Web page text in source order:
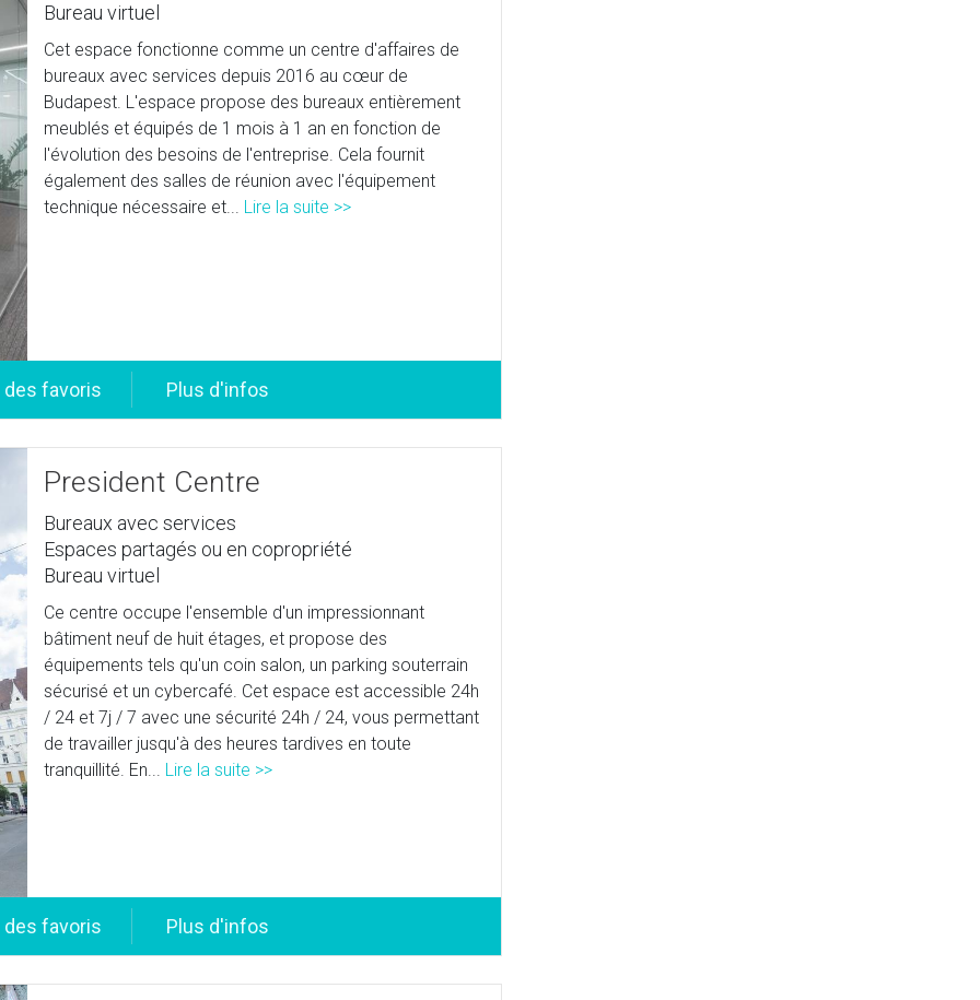
Bureau virtuel
Cet espace fonctionne comme un centre d'affaires de
bureaux avec services depuis 2016 au cœur de
Budapest. L'espace propose des bureaux entièrement
meublés et équipés de 1 mois à 1 an en fonction de
l'évolution des besoins de l'entreprise. Cela fournit
également des salles de réunion avec l'équipement
technique nécessaire et... Lire la suite >>
President Centre
Bureaux avec services
Espaces partagés ou en copropriété
Bureau virtuel
Ce centre occupe l'ensemble d'un impressionnant
bâtiment neuf de huit étages, et propose des
équipements tels qu'un coin salon, un parking souterrain
sécurisé et un cybercafé. Cet espace est accessible 24h
/ 24 et 7j / 7 avec une sécurité 24h / 24, vous permettant
de travailler jusqu'à des heures tardives en toute
tranquillité. En... Lire la suite >>